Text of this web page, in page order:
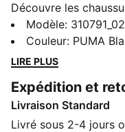
Découvre les
Trail, un modèle
répondre aux
Amorti en mousse
une adhérence
surfaces et tige en
les Electrify Trail
Modèle: 310791_02
Couleur: PUMA
LIRE PLUS
Expédition et
Livraison Standard
Livré sous 2-4 jours